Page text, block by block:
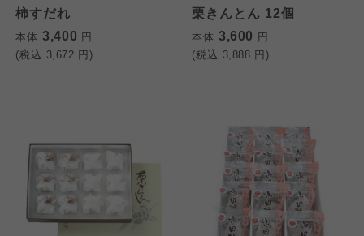
柿すだれ
本体 3,400 円
(税込 3,672 円)
栗きんとん 12個
本体 3,600 円
(税込 3,888 円)